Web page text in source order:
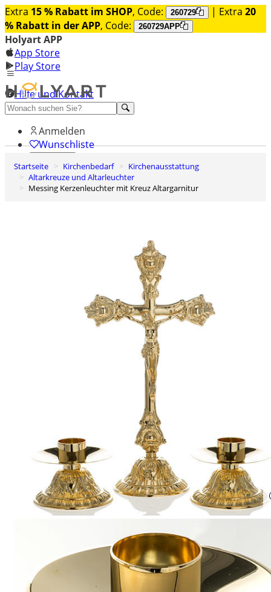
Extra 15 % Rabatt im SHOP, Code: 260729 | Extra 20
% Rabatt in der APP, Code: 260729APP
Holyart APP
App Store
Play Store
Hilfe und Kontakt
Entdecken Sie Premium
Anmelden
Wunschliste
0
Warenkorb
Startseite Kirchenbedarf
Kirchenausstattung
Altarkreuze und Altarleuchter
Messing Kerzenleuchter mit Kreuz Altargarnitur